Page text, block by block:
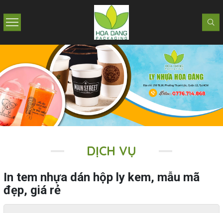
DỊCH VỤ
In tem nhựa dán hộp ly kem, mẫu mã
đẹp, giá rẻ